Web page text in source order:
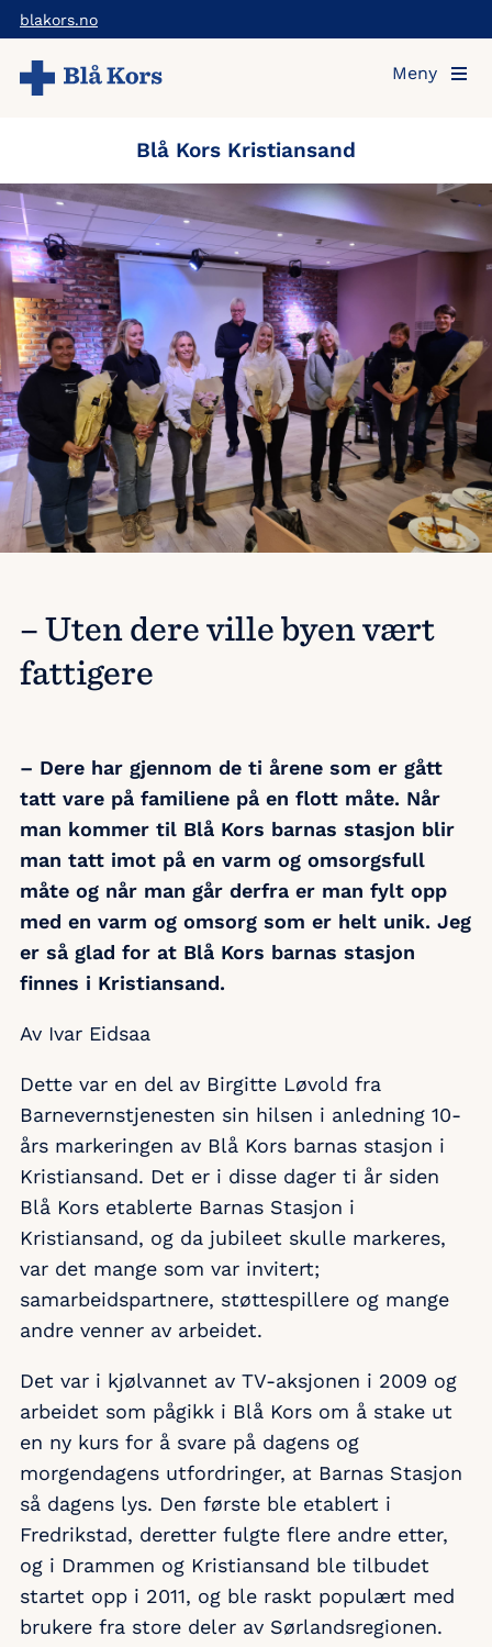
Hopp
til
hovedinnholdet
blakors.no
Meny
Blå Kors Kristiansand
– Uten dere ville byen vært
fattigere
– Dere har gjennom de ti årene som er gått
tatt vare på familiene på en flott måte. Når
man kommer til Blå Kors barnas stasjon blir
man tatt imot på en varm og omsorgsfull
måte og når man går derfra er man fylt opp
med en varm og omsorg som er helt unik. Jeg
er så glad for at Blå Kors barnas stasjon
finnes i Kristiansand.
Av Ivar Eidsaa
Dette var en del av Birgitte Løvold fra
Barnevernstjenesten sin hilsen i anledning 10-
års markeringen av Blå Kors barnas stasjon i
Kristiansand. Det er i disse dager ti år siden
Blå Kors etablerte Barnas Stasjon i
Kristiansand, og da jubileet skulle markeres,
var det mange som var invitert;
samarbeidspartnere, støttespillere og mange
andre venner av arbeidet.
Det var i kjølvannet av TV-aksjonen i 2009 og
arbeidet som pågikk i Blå Kors om å stake ut
en ny kurs for å svare på dagens og
morgendagens utfordringer, at Barnas Stasjon
så dagens lys. Den første ble etablert i
Fredrikstad, deretter fulgte flere andre etter,
og i Drammen og Kristiansand ble tilbudet
startet opp i 2011, og ble raskt populært med
brukere fra store deler av Sørlandsregionen.